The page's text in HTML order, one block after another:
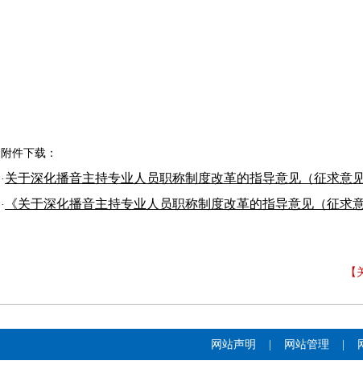
附件下载：
· 关于深化播音主持专业人员职称制度改革的指导意见（征求意
· 《关于深化播音主持专业人员职称制度改革的指导意见（征求
【